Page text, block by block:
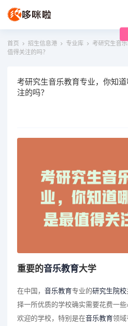
首页
招生信息港 专业库
考研究生音
值得关注的吗？
考研究生音乐教育专业，你知
注的吗？
重要的音乐教育大学
在中国， 音乐教育专业的研究生院校
择一所优质的学校确实需要花费一
欢迎的学校，特别是在音乐教育领域